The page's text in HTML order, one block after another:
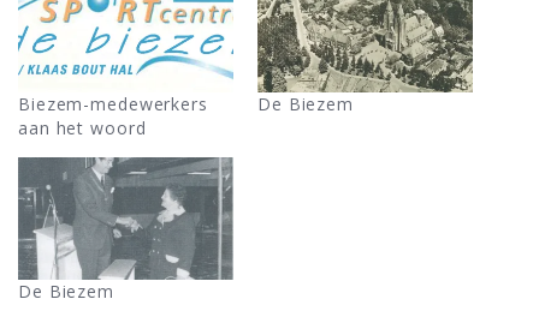
Biezem-medewerkers
aan het woord
De Biezem
De Biezem